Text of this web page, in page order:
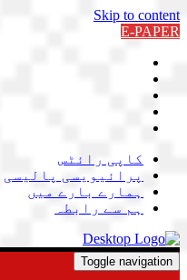
Skip to content
E-PAPER
کاپی رائٹس
پرائیویسی پالیسی
ہمارے بارے میں
ہم سے رابطہ
Toggle navigation